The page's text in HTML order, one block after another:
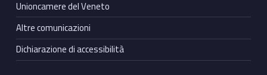
Unioncamere del Veneto
Altre comunicazioni
Dichiarazione di accessibilità